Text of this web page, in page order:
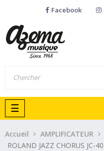
Facebook
Basculer
la
navigation
☰
Accueil AMPLIFICATEUR
ROLAND JAZZ CHORUS JC-40